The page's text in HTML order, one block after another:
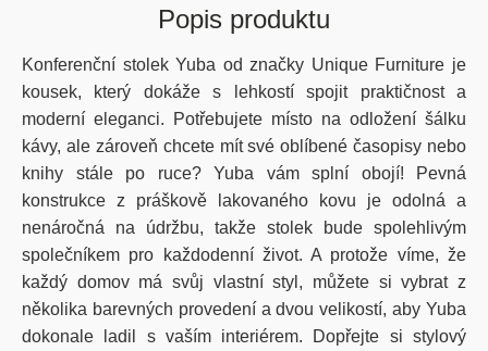
Popis produktu
Konferenční stolek Yuba od značky Unique Furniture je
kousek, který dokáže s lehkostí spojit praktičnost a
moderní eleganci. Potřebujete místo na odložení šálku
kávy, ale zároveň chcete mít své oblíbené časopisy nebo
knihy stále po ruce? Yuba vám splní obojí! Pevná
konstrukce z práškově lakovaného kovu je odolná a
nenáročná na údržbu, takže stolek bude spolehlivým
společníkem pro každodenní život. A protože víme, že
každý domov má svůj vlastní styl, můžete si vybrat z
několika barevných provedení a dvou velikostí, aby Yuba
dokonale ladil s vaším interiérem. Dopřejte si stylový